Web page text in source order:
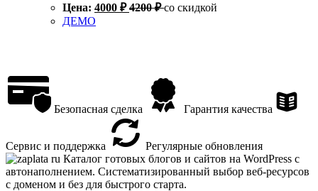
Цена: 4000 ₽ 4200₽ со скидкой
ДЕМО
Безопасная сделка Гарантия качества
Сервис и поддержка
Регулярные обновления
Каталог готовых блогов и сайтов на WordPress с
автонаполнением. Систематизированный выбор веб-ресурсов
с доменом и без для быстрого старта.